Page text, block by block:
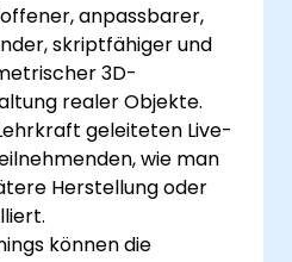
anpassbarer,
skriptfähiger und
3D-
realer Objekte.
geleiteten Live-
wie man
Herstellung oder
können die